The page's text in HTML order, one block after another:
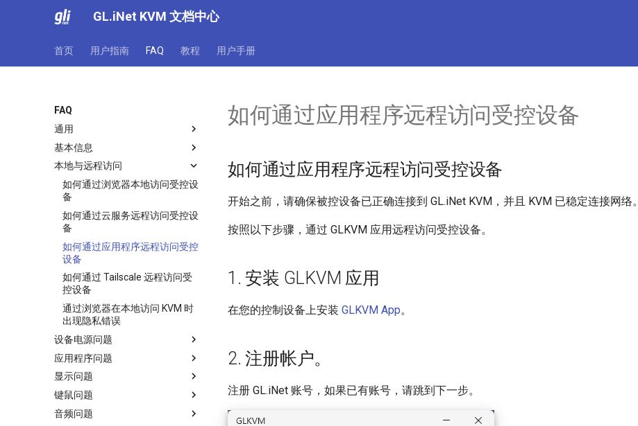
GL.iNet KVM 文档中心
首页 用户指南 FAQ 教程 用户手册
FAQ
通用
GL.iNet KVM的功能
关于GL.iNet KVM的电源控制相
关问题
关于 GL.iNet KVM 的常见问题
基本信息
GL.iNet KVM可以控制哪些设
备？我需要安装任何软件才能使
用KVM吗？
如何访问连接到GL.iNet KVM的
受控设备？
GLKVM应用程序是否支持
ChromeOS/Linux？
Comet（GL-RM1）可以连接到
无线网络吗？
本地与远程访问
如何通过浏览器本地访问受控设
备
如何通过云服务远程访问受控设
备
如何通过应用程序远程访问受控
设备
如何通过 Tailscale 远程访问受
控设备
通过浏览器在本地访问 KVM 时
出现隐私错误
设备电源问题
为什么连接了电源线，设备没有
开机？
通过浏览器在本地访问 KVM 时
出现隐私错误
应用程序问题
如果在 GLKVM 应用程序中找不
到设备，我该怎么办？
通过 GLKVM 应用程序远程访问
时连接失败
显示问题
如何为GL.iNet KVM设置EDID
使用 GLKVM 时只能看到桌面壁
键鼠问题
为什么即使连接了所有的线，我
音频问题
如何通过应用程序远程访问受控设备
如何通过应用程序远程访问受控设备
开始之前，请确保被控设备已正确连接到 GL.iNet KVM，并且 KVM 已稳定连接网络。
按照以下步骤，通过 GLKVM 应用远程访问受控设备。
1. 安装 GLKVM 应用
在您的控制设备上安装 GLKVM App。
2. 注册帐户。
注册 GL.iNet 账号，如果已有账号，请跳到下一步。